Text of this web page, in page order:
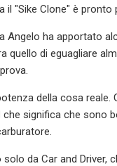
"Sike Clone" è pronto
Angelo ha apportato
quello di eguagliare
della cosa reale.
significa che sono
da Car and Driver,